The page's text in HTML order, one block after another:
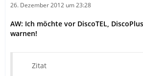
26. Dezember 2012 um 23:28
AW: Ich möchte vor DiscoTEL,
warnen!
Zitat